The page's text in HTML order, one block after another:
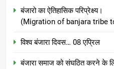
बंजारो का ऐतिहासिक परिप्रेक्ष्य।
(Migration of banjara tribe
विश्व बंजारा दिवस… 08 एप्रिल
बंजारा समाज को संघठित करने के